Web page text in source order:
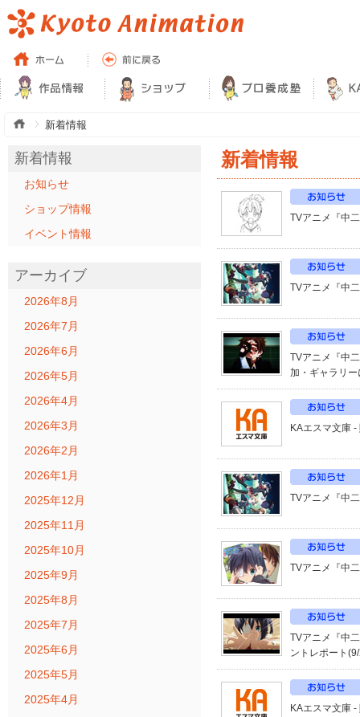
新着情報
新着情報
お知らせ
ショップ情報
イベント情報
アーカイブ
2026年8月
2026年7月
2026年6月
2026年5月
2026年4月
2026年3月
2026年2月
2026年1月
2025年12月
2025年11月
2025年10月
2025年9月
2025年8月
2025年7月
2025年6月
2025年5月
2025年4月
新着情報
TVアニメ『中
TVアニメ『中
TVアニメ『中
加・ギャラリ
KAエスマ文庫
TVアニメ『中
TVアニメ『中
TVアニメ『中
ントレポート
KAエスマ文庫